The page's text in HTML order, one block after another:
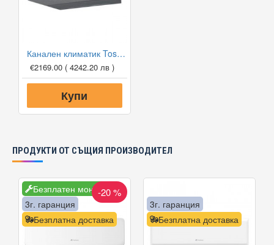
Канален климатик Toshiba RAV-RM301SDT-E/RAV-GM301ATP-E Digital Inverter, 9 000 BTU, Клас А++
€2169.00 ( 4242.20 лв )
Купи
ПРОДУКТИ ОТ СЪЩИЯ ПРОИЗВОДИТЕЛ
Безплатен монтаж
Безплатна доставка
3г. гаранция
-20 %
Безплатна доставка
3г. гаранция